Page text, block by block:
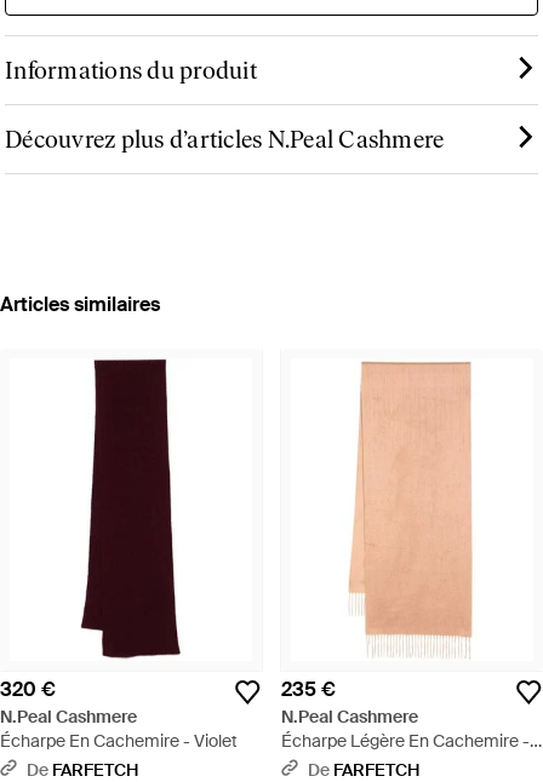
Informations du produit
Découvrez plus d’articles N.Peal Cashmere
Articles similaires
320 €
N.Peal Cashmere
Écharpe En Cachemire - Violet
De FARFETCH
235 €
N.Peal Cashmere
Écharpe Légère En Cachemire -
Blanc
De FARFETCH